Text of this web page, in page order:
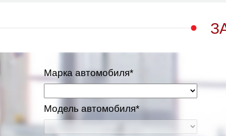
Марка автомобиля*
Модель автомобиля*